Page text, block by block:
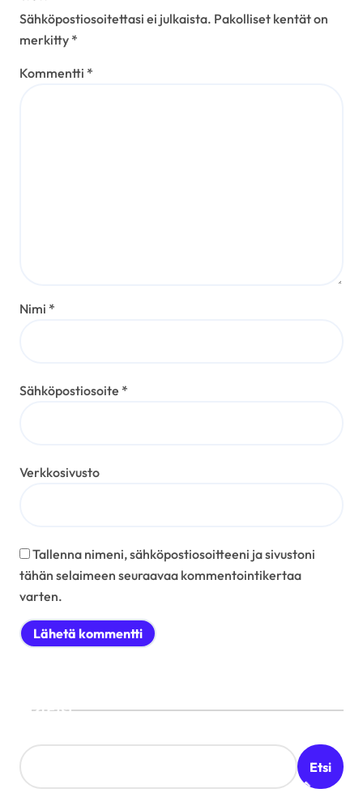
Sähköpostiosoitettasi ei julkaista. Pakolliset kentät on
merkitty *
Kommentti *
Nimi *
Sähköpostiosoite *
Verkkosivusto
Tallenna nimeni, sähköpostiosoitteeni ja sivustoni
tähän selaimeen seuraavaa kommentointikertaa
varten.
Etsi
Etsi